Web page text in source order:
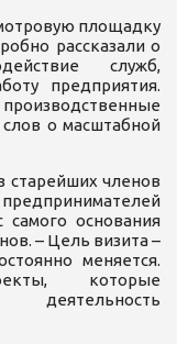
площадку
рассказали о
служб,
предприятия.
производственные
о масштабной
старейших членов
самого основания
– Цель визита –
меняется.
которые
деятельность